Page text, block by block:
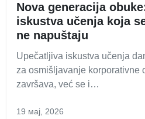
Nova generacija
iskustva učenja koja
ne napuštaju
Upečatljiva iskustva učenja
za osmišljavanje korporativne
završava, već se i…
19 мај, 2026